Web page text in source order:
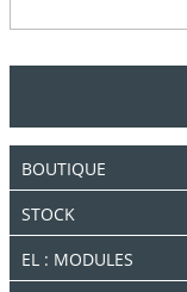
BOUTIQUE
STOCK
EL : MODULES